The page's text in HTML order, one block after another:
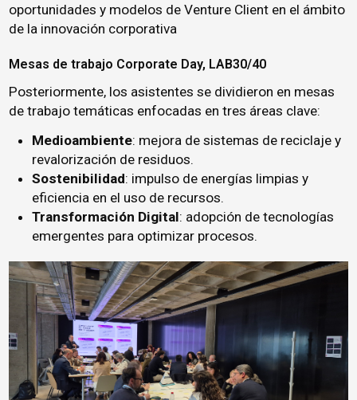
oportunidades y modelos de Venture Client en el ámbito
de la innovación corporativa
Mesas de trabajo Corporate Day, LAB30/40
Posteriormente, los asistentes se dividieron en mesas
de trabajo temáticas enfocadas en tres áreas clave:
Medioambiente: mejora de sistemas de reciclaje y
revalorización de residuos.
Sostenibilidad: impulso de energías limpias y
eficiencia en el uso de recursos.
Transformación Digital: adopción de tecnologías
emergentes para optimizar procesos.